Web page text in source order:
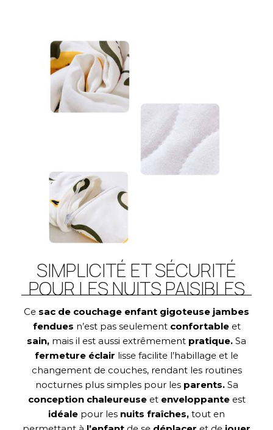
SIMPLICITÉ ET SÉCURITÉ
POUR LES NUITS PAISIBLES
Ce sac de couchage enfant gigoteuse jambes
fendues n’est pas seulement confortableet
sain, mais il est aussi extrêmement pratique. Sa
fermeture éclair lisse facilite l’habillage et le
changement de couches, rendant les routines
nocturnes plus simples pour les parents.Sa
conception chaleureuseet enveloppanteest
idéale pour les nuits fraîches, tout en